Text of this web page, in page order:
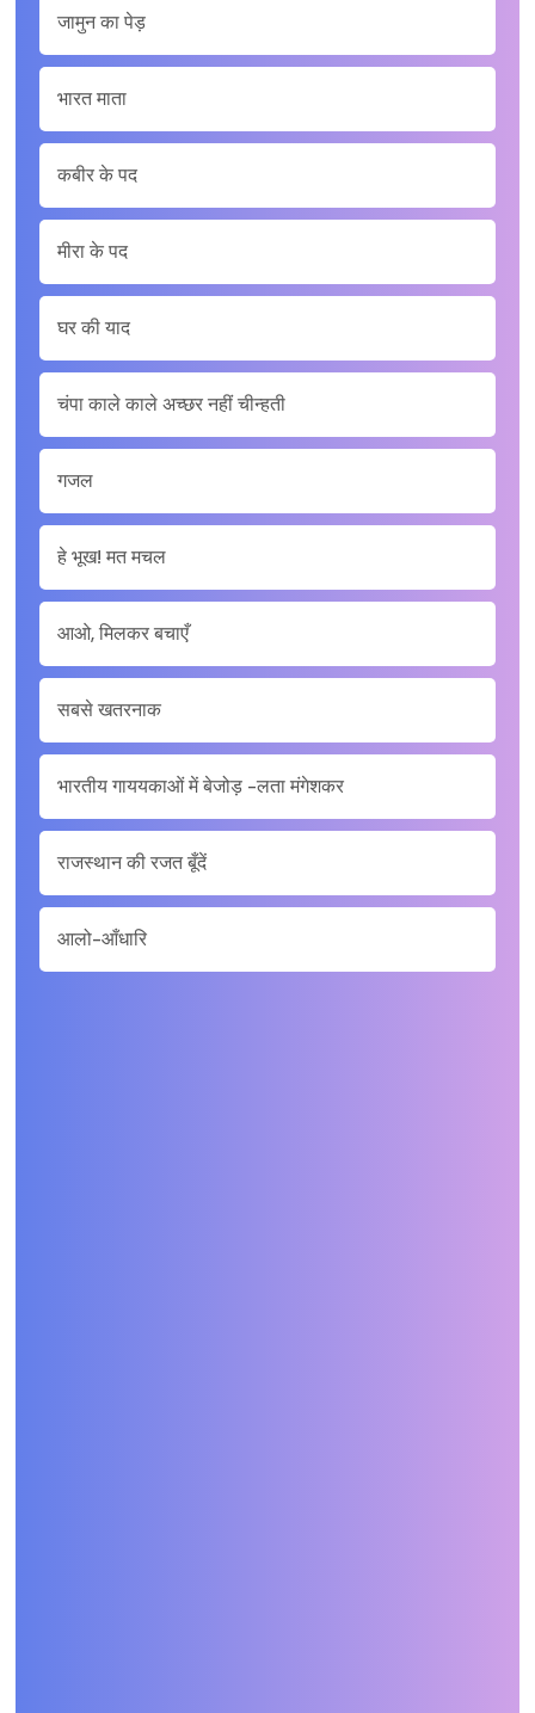
जामुन का पेड़
भारत माता
कबीर के पद
मीरा के पद
घर की याद
चंपा काले काले अच्छर नहीं चीन्हती
गजल
हे भूख! मत मचल
आओ, मिलकर बचाएँ
सबसे खतरनाक
भारतीय गाययकाओं में बेजोड़ -लता मंगेशकर
राजस्थान की रजत बूँदें
आलो-आँधारि